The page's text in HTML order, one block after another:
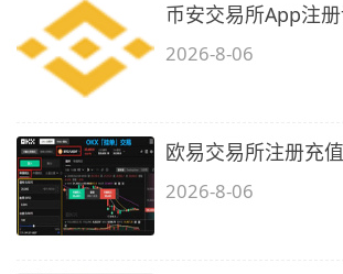
币安交易所App注
2026-8-06
欧易交易所注册充
2026-8-06